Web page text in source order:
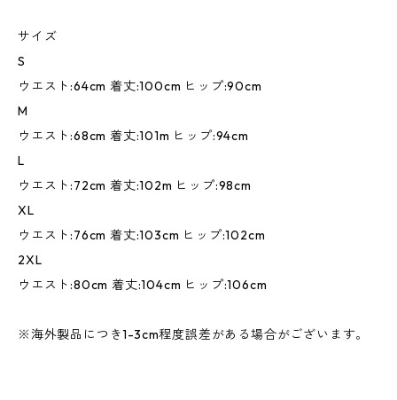
サイズ
S
ウエスト:64cm 着丈:100cm ヒップ:90cm
M
ウエスト:68cm 着丈:101m ヒップ:94cm
L
ウエスト:72cm 着丈:102m ヒップ:98cm
XL
ウエスト:76cm 着丈:103cm ヒップ:102cm
2XL
ウエスト:80cm 着丈:104cm ヒップ:106cm
※海外製品につき1-3cm程度誤差がある場合がございます。